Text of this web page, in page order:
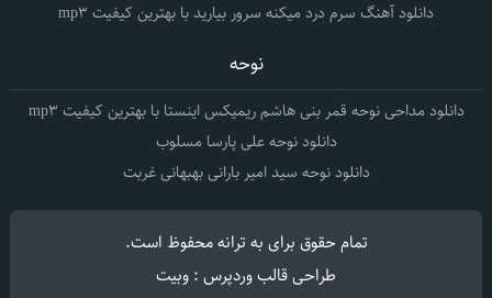
دانلود آهنگ سرم درد میکنه سرور بیارید با بهترین کیفیت mp3
نوحه
دانلود مداحی نوحه قمر بنی هاشم ریمیکس اینستا با بهترین کیفیت mp3
دانلود نوحه علی پارسا مسلوب
دانلود نوحه سید امیر بارانی بهبهانی غربت
تمام حقوق برای به ترانهمحفوظ است.
طراحی قالب وردپرس : وبیت